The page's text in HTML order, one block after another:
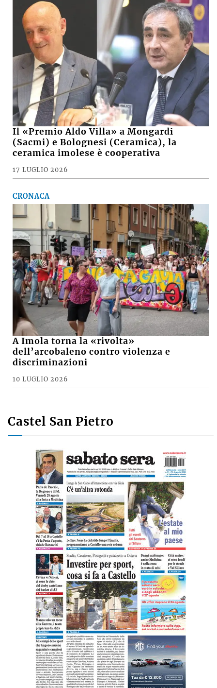
Il «Premio Aldo Villa» a Mongardi
(Sacmi) e Bolognesi (Ceramica), la
ceramica imolese è cooperativa
17 LUGLIO 2026
CRONACA
A Imola torna la «rivolta»
dell’arcobaleno contro violenza e
discriminazioni
10 LUGLIO 2026
Castel San Pietro